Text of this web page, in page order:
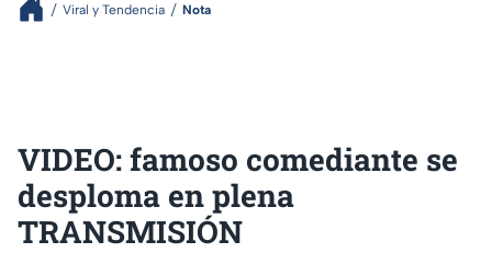
Viral y Tendencia Nota
VIDEO: famoso comediante se
desploma en plena
TRANSMISIÓN